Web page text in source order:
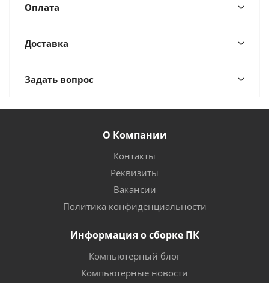
Оплата
Доставка
Задать вопрос
О Компании
Контакты
Реквизиты
Вакансии
Политика конфиденциальности
Информация о сборке ПК
Компьютерный блог
Компьютерные новости